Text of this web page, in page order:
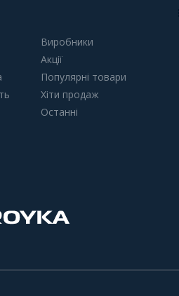
Виробники
Акції
Популярні товари
Хіти продаж
Останні